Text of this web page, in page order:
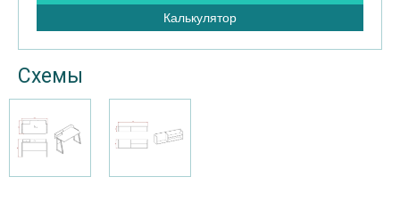
Калькулятор
Схемы